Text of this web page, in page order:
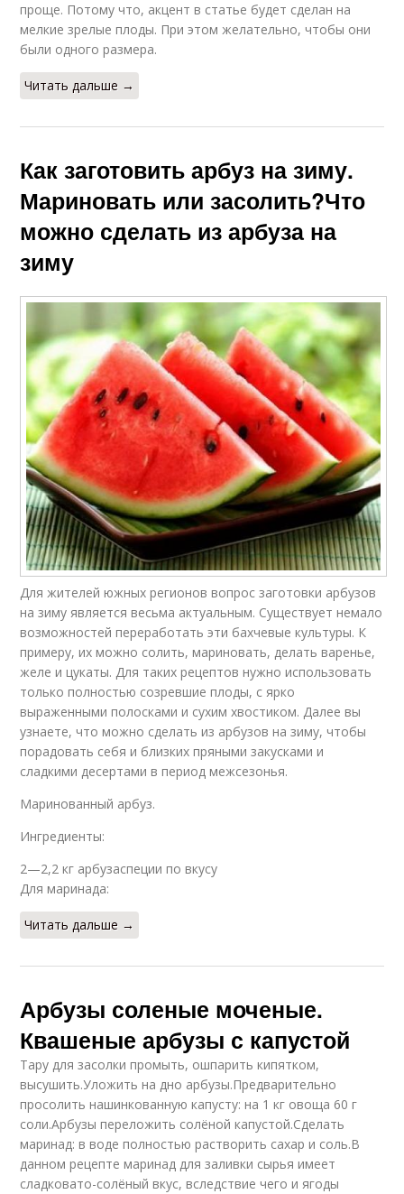
проще. Потому что, акцент в статье будет сделан на
мелкие зрелые плоды. При этом желательно, чтобы они
были одного размера.
Читать дальше →
Как заготовить арбуз на зиму.
Мариновать или засолить?Что
можно сделать из арбуза на
зиму
Для жителей южных регионов вопрос заготовки арбузов
на зиму является весьма актуальным. Существует немало
возможностей переработать эти бахчевые культуры. К
примеру, их можно солить, мариновать, делать варенье,
желе и цукаты. Для таких рецептов нужно использовать
только полностью созревшие плоды, с ярко
выраженными полосками и сухим хвостиком. Далее вы
узнаете, что можно сделать из арбузов на зиму, чтобы
порадовать себя и близких пряными закусками и
сладкими десертами в период межсезонья.
Маринованный арбуз.
Ингредиенты:
2—2,2 кг арбузаспеции по вкусу
Для маринада:
Читать дальше →
Арбузы соленые моченые.
Квашеные арбузы с капустой
Тару для засолки промыть, ошпарить кипятком,
высушить.Уложить на дно арбузы.Предварительно
просолить нашинкованную капусту: на 1 кг овоща 60 г
соли.Арбузы переложить солёной капустой.Сделать
маринад: в воде полностью растворить сахар и соль.В
данном рецепте маринад для заливки сырья имеет
сладковато-солёный вкус, вследствие чего и ягоды